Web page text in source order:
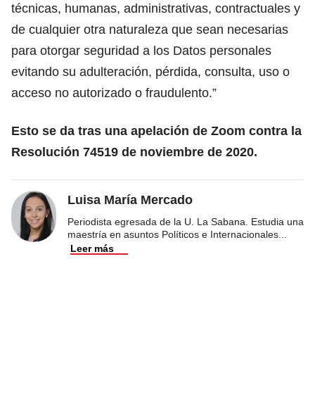
técnicas, humanas, administrativas, contractuales y
de cualquier otra naturaleza que sean necesarias
para otorgar seguridad a los Datos personales
evitando su adulteración, pérdida, consulta, uso o
acceso no autorizado o fraudulento.”
Esto se da tras una apelación de Zoom contra la
Resolución 74519 de noviembre de 2020.
Luisa María Mercado
Periodista egresada de la U. La Sabana. Estudia una
maestría en asuntos Políticos e Internacionales
Leer más